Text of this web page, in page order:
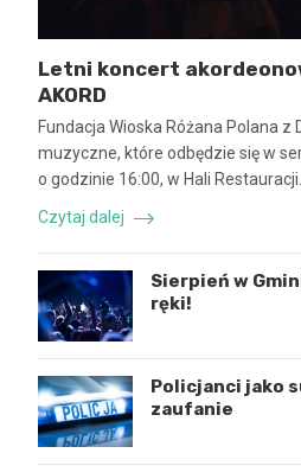
Letni koncert
AKORD
Fundacja Wioska Różana Polana
muzyczne, które odbędzie się w
o godzinie 16:00, w Hali Restauracji…
Czytaj dalej
Sierpień w
ręki!
Policjanci jako
zaufanie